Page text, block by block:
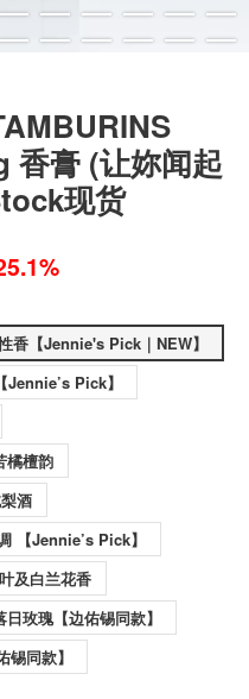
香膏 (让妳闻起
现货
香【Jennie's Pick｜NEW】
Pick】
橘檀韵
酒
【Jennie’s Pick】
及白兰花香
玫瑰【边佑锡同款】
同款】